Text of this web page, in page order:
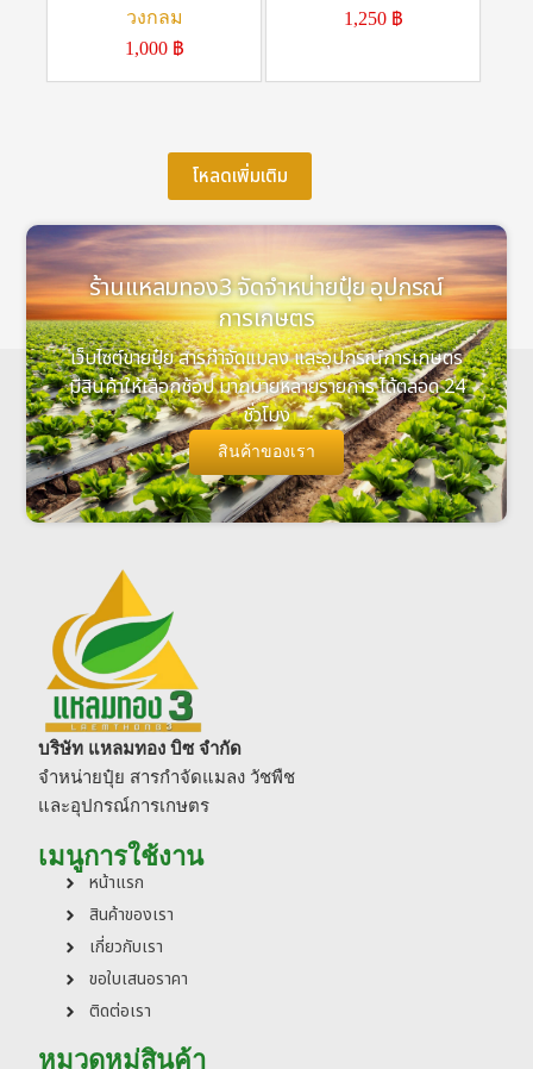
วงกลม
1,000 ฿
1,250 ฿
โหลดเพิ่มเติม
ร้านแหลมทอง3 จัดจำหน่ายปุ๋ย อุปกรณ์
การเกษตร
เว็บไซต์ขายปุ๋ย สารกำจัดแมลง และอุปกรณ์การเกษตร
มีสินค้าให้เลือกช้อป มากมายหลายรายการ ได้ตลอด 24
ชั่วโมง
สินค้าของเรา
บริษัท แหลมทอง บิซ จำกัด
จำหน่ายปุ๋ย สารกำจัดแมลง วัชพืช
และอุปกรณ์การเกษตร
เมนูการใช้งาน
หน้าแรก
สินค้าของเรา
เกี่ยวกับเรา
ขอใบเสนอราคา
ติดต่อเรา
หมวดหมู่สินค้า